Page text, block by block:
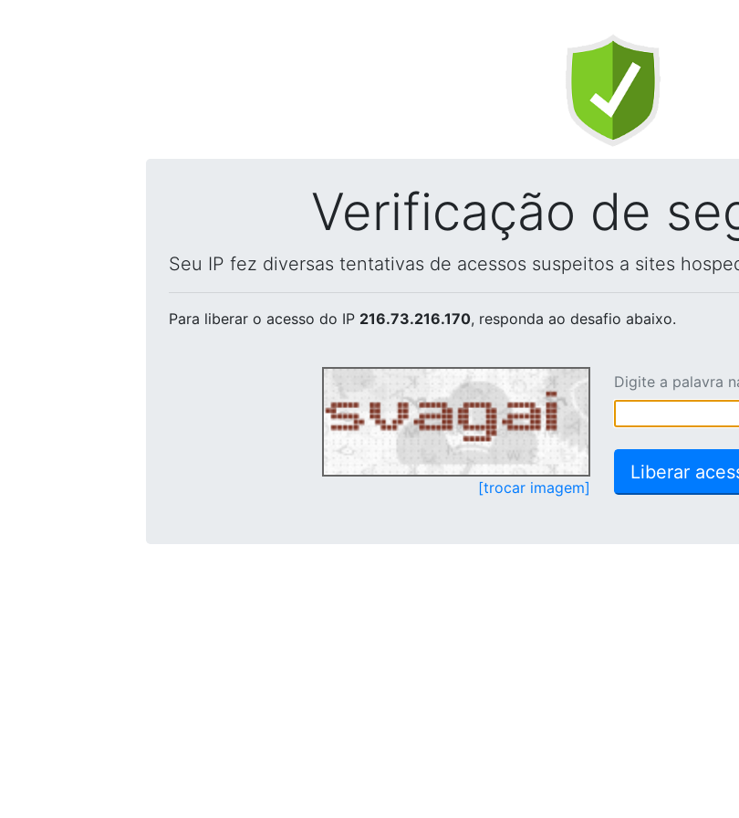
Verificação de
Seu IP fez diversas tentativas de acessos suspeitos a sites
Para liberar o acesso do IP 216.73.216.170, responda ao desafio abaixo.
[trocar imagem]
Digite a palavra